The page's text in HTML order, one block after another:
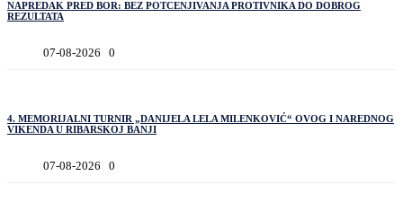
NAPREDAK PRED BOR: BEZ POTCENJIVANJA PROTIVNIKA DO DOBROG
REZULTATA
07-08-2026 0
4. MEMORIJALNI TURNIR „DANIJELA LELA MILENKOVIĆ“ OVOG I NAREDNOG
VIKENDA U RIBARSKOJ BANJI
07-08-2026 0